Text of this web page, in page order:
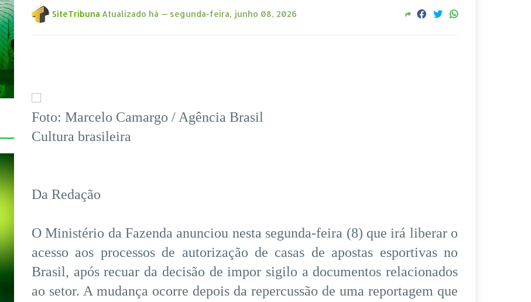
SiteTribuna Atualizado há — segunda-feira, junho 08, 2026
Foto: Marcelo Camargo / Agência Brasil
Cultura brasileira
Da Redação
O Ministério da Fazenda anunciou nesta segunda-feira (8) que irá liberar o
acesso aos processos de autorização de casas de apostas esportivas no
Brasil, após recuar da decisão de impor sigilo a documentos relacionados
ao setor. A mudança ocorre depois da repercussão de uma reportagem que